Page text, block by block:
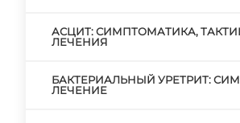
АСЦИТ: СИМПТОМАТИКА,
ЛЕЧЕНИЯ
БАКТЕРИАЛЬНЫЙ УРЕТРИТ:
ЛЕЧЕНИЕ